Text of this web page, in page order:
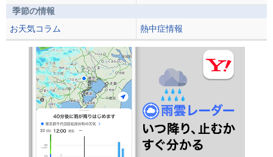
季節の情報
お天気コラム
熱中症情報